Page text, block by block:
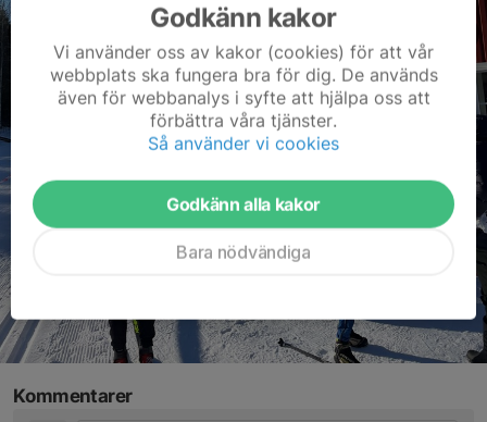
Kommentarer
Godkänn kakor
Vi använder oss av kakor (cookies) för att vår
webbplats ska fungera bra för dig. De används
även för webbanalys i syfte att hjälpa oss att
förbättra våra tjänster.
Så använder vi cookies
Godkänn alla kakor
Bara nödvändiga